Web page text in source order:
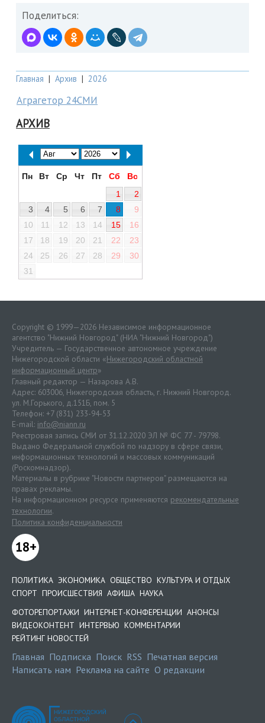
Поделиться:
Главная | Архив | 2026
Аграгетор 24СМИ
АРХИВ
Пн Вт Ср Чт Пт Сб
Вс
1
2
3
4 5 6 7 8
9
10
11 12 13 14 15
16
17
18 19 20 21 22
23
24
25 26 27 28 29
30
31
Copyright © 1999—2026 Независимое информационное
агентство "Нижний Новгород" (НИА "Нижний Новгород")
Учредитель — Государственное автономное учреждение
Нижегородской области «Нижегородский областной
информационный центр»
Главный редактор — Назарова А.В.
Адрес: 603006, Нижегородская область, г. Нижний Новгород.
ул. М.Горького, д.151Б, пом. 5
Телефон: +7 (831) 233-94-53
E-mail: info@niann.ru
Реестровая запись СМИ от 31.12.2020 ЭЛ № ФС 77 - 79798.
Выдано Федеральной службой по надзору в сфере связи,
информационных технологий и массовых коммуникаций
(Роскомнадзор).
Материалы в рубрике "Новости партнеров" размещаются на
правах рекламы.
На информационном ресурсе применяются рекомендательные
технологии.
Политика конфиденциальности
18+
ПОЛИТИКА ЭКОНОМИКА ОБЩЕСТВО КУЛЬТУРА И ОТДЫХ
СПОРТ ПРОИСШЕСТВИЯ АФИША НАУКА
ФОТОРЕПОРТАЖИ ИНТЕРНЕТ-КОНФЕРЕНЦИИ АНОНСЫ
ВИДЕОКОНТЕНТ ИНТЕРВЬЮ КОММЕНТАРИИ
РЕЙТИНГ НОВОСТЕЙ
Главная Подписка Поиск RSS Печатная версия
Написать нам Реклама на сайте О редакции